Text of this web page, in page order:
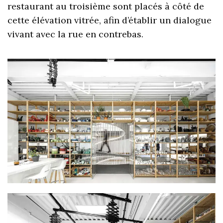
restaurant au troisième sont placés à côté de
cette élévation vitrée, afin d’établir un dialogue
vivant avec la rue en contrebas.